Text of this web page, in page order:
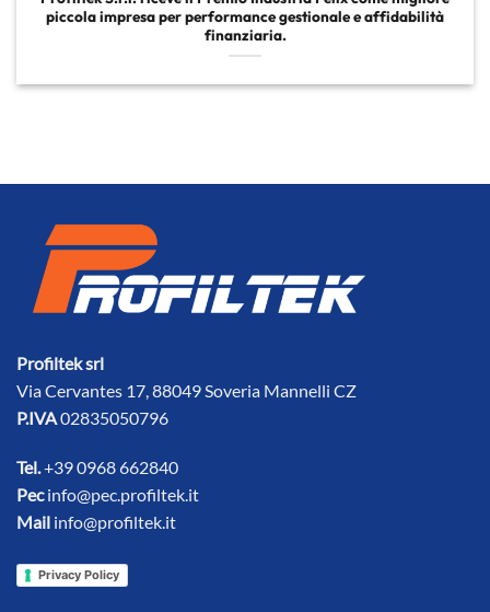
piccola impresa per performance gestionale e affidabilità
finanziaria.
Profiltek srl
Via Cervantes 17, 88049 Soveria Mannelli CZ
P.IVA02835050796
Tel.+39 0968 662840
Pecinfo@pec.profiltek.it
Mail info@profiltek.it
Privacy Policy